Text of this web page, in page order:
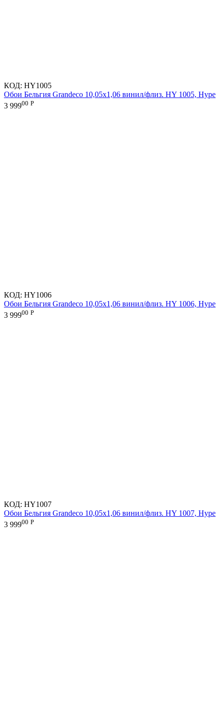
КОД: HY1005
Обои Бельгия Grandeco 10,05х1,06 винил/флиз. HY 1005, Hype
3 99900 Р
КОД: HY1006
Обои Бельгия Grandeco 10,05х1,06 винил/флиз. HY 1006, Hype
3 99900 Р
КОД: HY1007
Обои Бельгия Grandeco 10,05х1,06 винил/флиз. HY 1007, Hype
3 99900 Р